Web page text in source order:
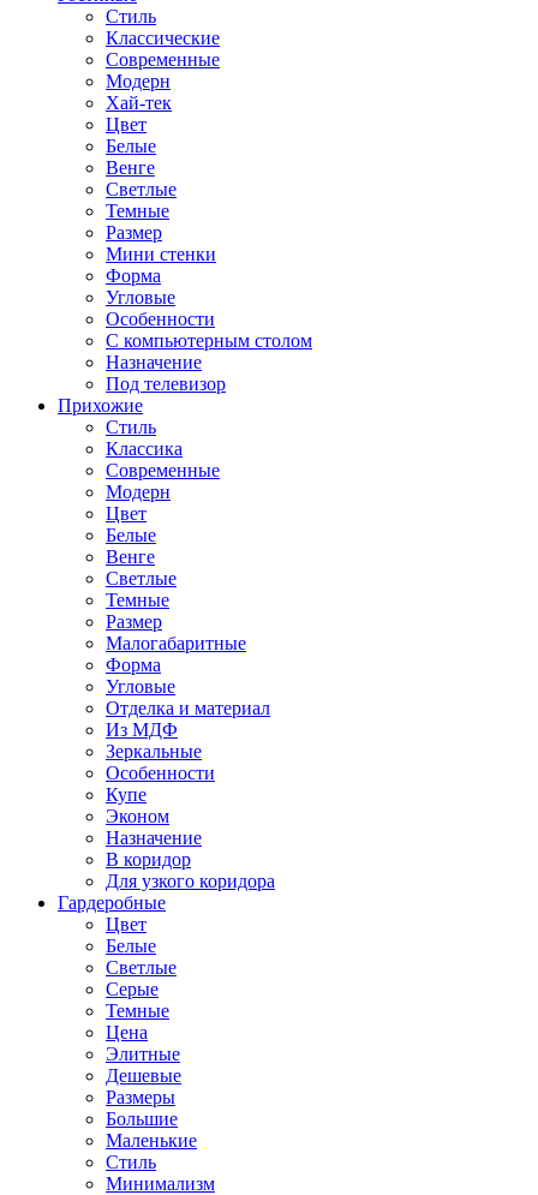
Стиль
Классические
Современные
Модерн
Хай-тек
Цвет
Белые
Венге
Светлые
Темные
Размер
Мини стенки
Форма
Угловые
Особенности
С компьютерным столом
Назначение
Под телевизор
Прихожие
Стиль
Классика
Современные
Модерн
Цвет
Белые
Венге
Светлые
Темные
Размер
Малогабаритные
Форма
Угловые
Отделка и материал
Из МДФ
Зеркальные
Особенности
Купе
Эконом
Назначение
В коридор
Для узкого коридора
Гардеробные
Цвет
Белые
Светлые
Серые
Темные
Цена
Элитные
Дешевые
Размеры
Большие
Маленькие
Стиль
Минимализм